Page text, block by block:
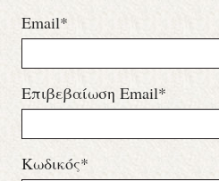
Email*
Επιβεβαίωση Email*
Κωδικός*